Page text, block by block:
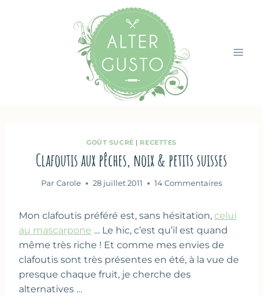
GOÛT SUCRÉ | RECETTES
Clafoutis aux pêches, noix & petits suisses
Par Carole 28 juillet 2011 14 Commentaires
Mon clafoutis préféré est, sans hésitation, celui
au mascarpone … Le hic, c’est qu’il est quand
même très riche ! Et comme mes envies de
clafoutis sont très présentes en été, à la vue de
presque chaque fruit, je cherche des
alternatives …